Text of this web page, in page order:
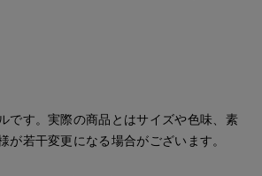
です。実際の商品とはサイズや色味、素
が若干変更になる場合がございます。